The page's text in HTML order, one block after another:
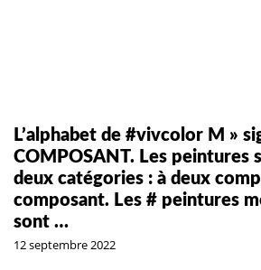
L’alphabet de #vivcolor M »
COMPOSANT. Les peintures
deux catégories : à deux
composant. Les # peintures
sont …
12 septembre 2022